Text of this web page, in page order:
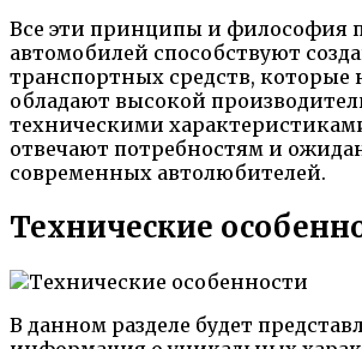
Все эти принципы и философия
автомобилей способствуют
транспортных средств, которые
обладают высокой
техническими
отвечают потребностям и
современных автолюбителей.
Технические
В данном разделе будет